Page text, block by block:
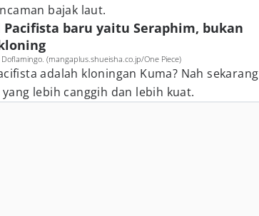
bajak laut.
Pacifista baru yaitu Seraphim, bukan
(mangaplus.shueisha.co.jp/One Piece)
adalah kloningan Kuma? Nah sekarang
lebih canggih dan lebih kuat.